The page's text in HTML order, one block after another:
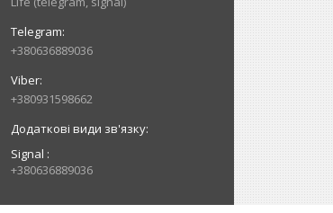
+380636889036
+380931598662
Signal
+380636889036